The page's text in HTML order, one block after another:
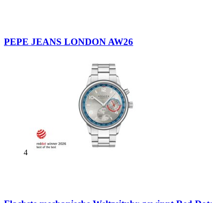
PEPE JEANS LONDON AW26
4